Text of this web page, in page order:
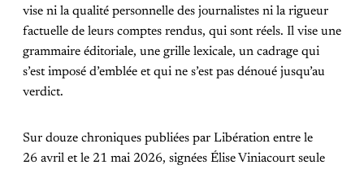
vise ni la qualité personnelle des journalistes ni la rigueur
factuelle de leurs comptes rendus, qui sont réels. Il vise une
grammaire éditoriale, une grille lexicale, un cadrage qui
s’est imposé d’emblée et qui ne s’est pas dénoué jusqu’au
verdict.
Sur douze chroniques publiées par Libération entre le
26 avril et le 21 mai 2026, signées Élise Viniacourt seule